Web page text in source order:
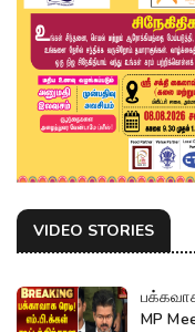
VIDEO STORIES
MP